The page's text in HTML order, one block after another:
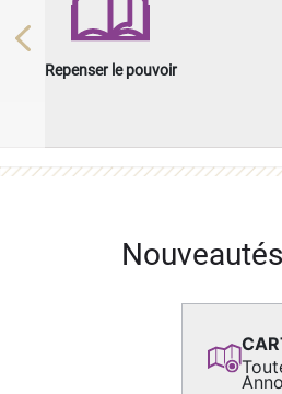
Repenser le pouvoir
Previous